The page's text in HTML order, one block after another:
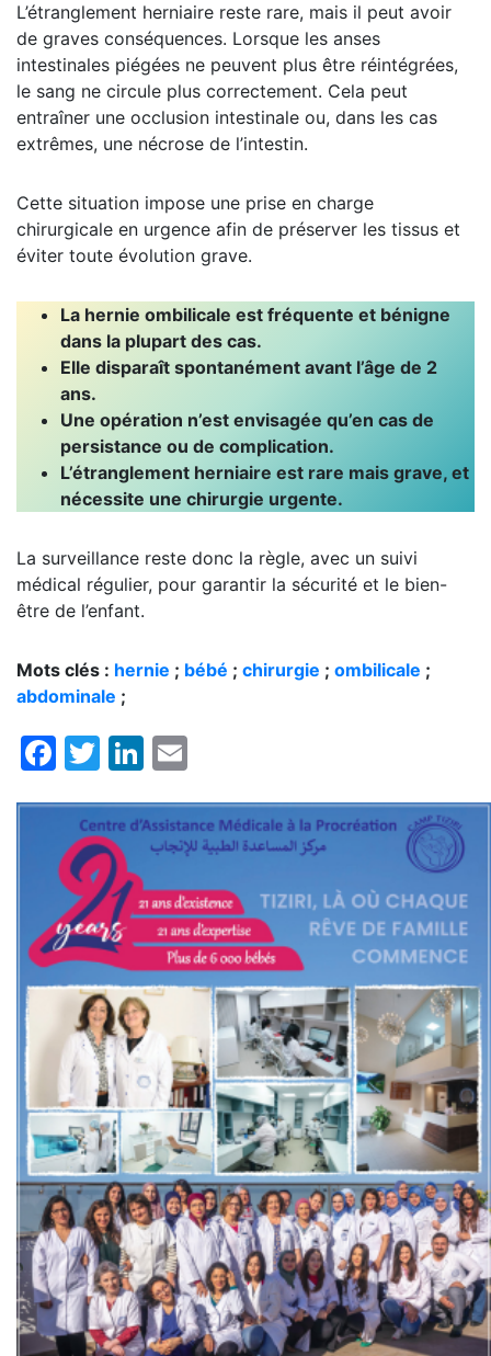
L’étranglement herniaire reste rare, mais il peut avoir
de graves conséquences. Lorsque les anses
intestinales piégées ne peuvent plus être réintégrées,
le sang ne circule plus correctement. Cela peut
entraîner une occlusion intestinale ou, dans les cas
extrêmes, une nécrose de l’intestin.
Cette situation impose une prise en charge
chirurgicale en urgence afin de préserver les tissus et
éviter toute évolution grave.
La hernie ombilicale est fréquente et bénigne
dans la plupart des cas.
Elle disparaît spontanément avant l’âge de 2
ans.
Une opération n’est envisagée qu’en cas de
persistance ou de complication.
L’étranglement herniaire est rare mais grave, et
nécessite une chirurgie urgente.
La surveillance reste donc la règle, avec un suivi
médical régulier, pour garantir la sécurité et le bien-
être de l’enfant.
Mots clés : hernie ; bébé ; chirurgie ; ombilicale ;
abdominale ;
Facebook
TwitterLinkedIn